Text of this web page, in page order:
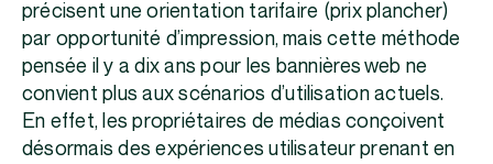
précisent une orientation tarifaire (prix plancher)
par opportunité d’impression, mais cette méthode
pensée il y a dix ans pour les bannières web ne
convient plus aux scénarios d’utilisation actuels.
En effet, les propriétaires de médias conçoivent
désormais des expériences utilisateur prenant en